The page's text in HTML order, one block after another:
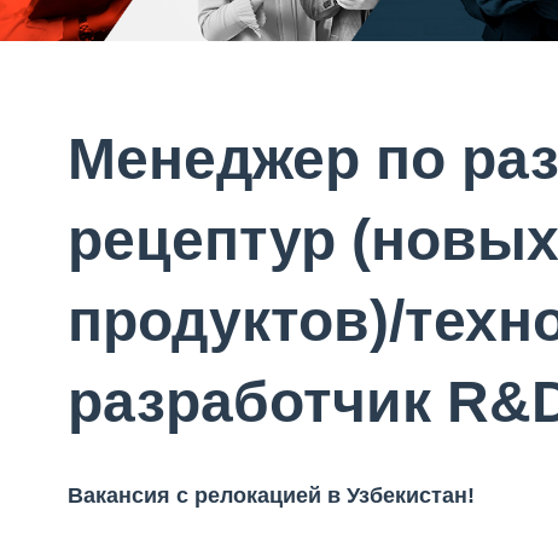
Менеджер по
рецептур (новых
продуктов)/
разработчик
Вакансия с релокацией в Узбекистан!